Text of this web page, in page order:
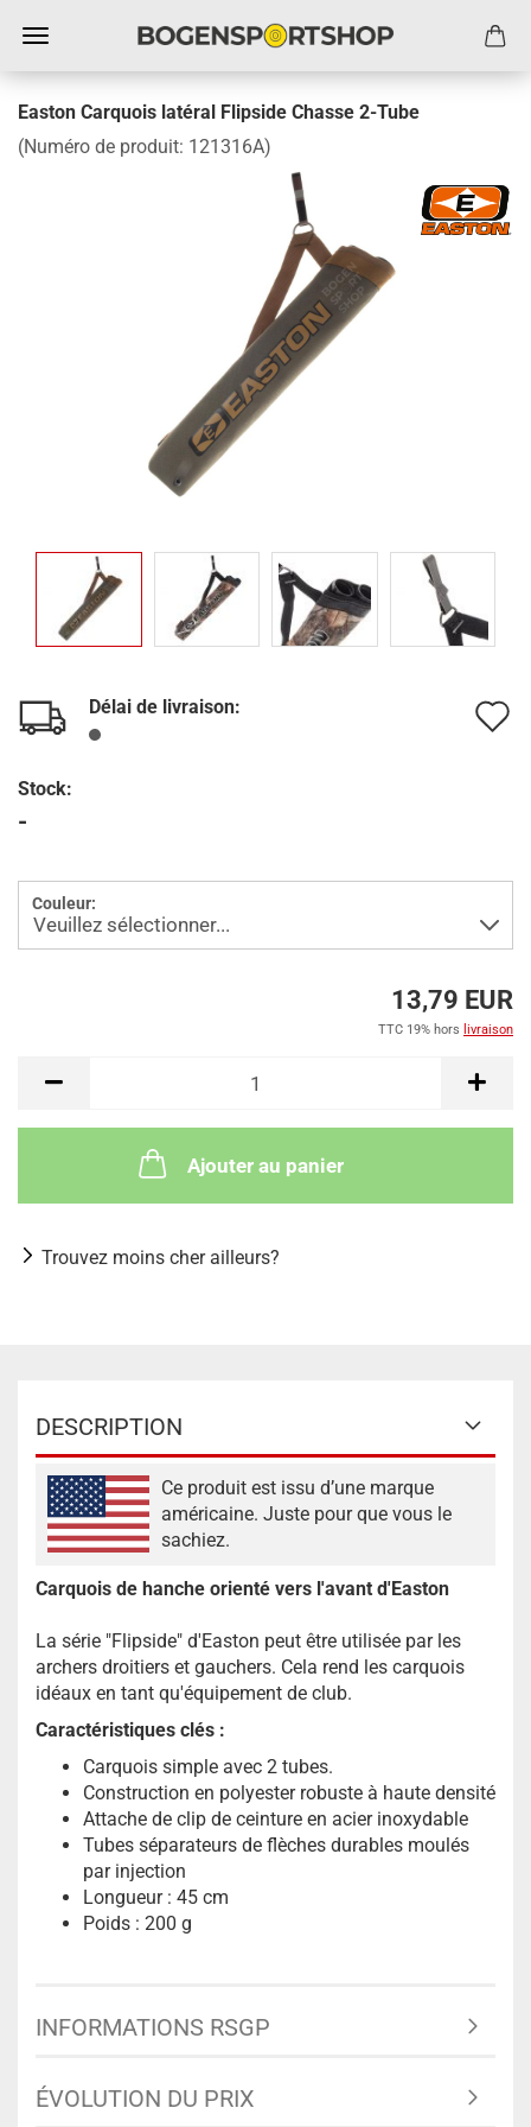
Easton Carquois latéral Flipside Chasse 2-Tube
(Numéro de produit: 121316A)
Délai de livraison:
Stock:
-
Couleur:
13,79 EUR
TTC 19% hors livraison
Ajouter au panier
Trouvez moins cher ailleurs?
DESCRIPTION
Ce produit est issu d’une marque
américaine. Juste pour que vous le
sachiez.
Carquois de hanche orienté vers l'avant d'Easton
La série "Flipside" d'Easton peut être utilisée par les
archers droitiers et gauchers. Cela rend les carquois
idéaux en tant qu'équipement de club.
Caractéristiques clés :
Carquois simple avec 2 tubes.
Construction en polyester robuste à haute densité
Attache de clip de ceinture en acier inoxydable
Tubes séparateurs de flèches durables moulés
par injection
Longueur : 45 cm
Poids : 200 g
INFORMATIONS RSGP
ÉVOLUTION DU PRIX